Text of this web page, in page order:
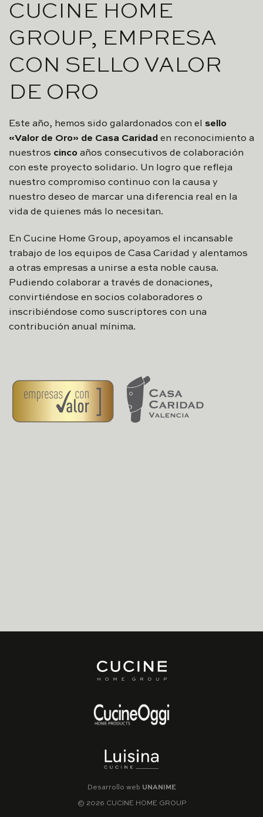
CUCINE HOME
GROUP, EMPRESA
CON SELLO VALOR
DE ORO
Este año, hemos sido galardonados con el sello
«Valor de Oro» de Casa Caridad en reconocimiento a
nuestros cinco años consecutivos de colaboración
con este proyecto solidario. Un logro que refleja
nuestro compromiso continuo con la causa y
nuestro deseo de marcar una diferencia real en la
vida de quienes más lo necesitan.
En Cucine Home Group, apoyamos el incansable
trabajo de los equipos de Casa Caridad y alentamos
a otras empresas a unirse a esta noble causa.
Pudiendo colaborar a través de donaciones,
convirtiéndose en socios colaboradores o
inscribiéndose como suscriptores con una
contribución anual mínima.
Desarrollo web UNANIME
© 2026 CUCINE HOME GROUP